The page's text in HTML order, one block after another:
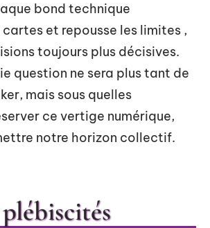
bond technique
et repousse les limites ,
toujours plus décisives.
question ne sera plus tant de
mais sous quelles
ce vertige numérique,
notre horizon collectif.